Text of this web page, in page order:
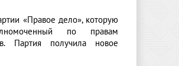
«Правое дело», которую
по правам
Партия получила новое